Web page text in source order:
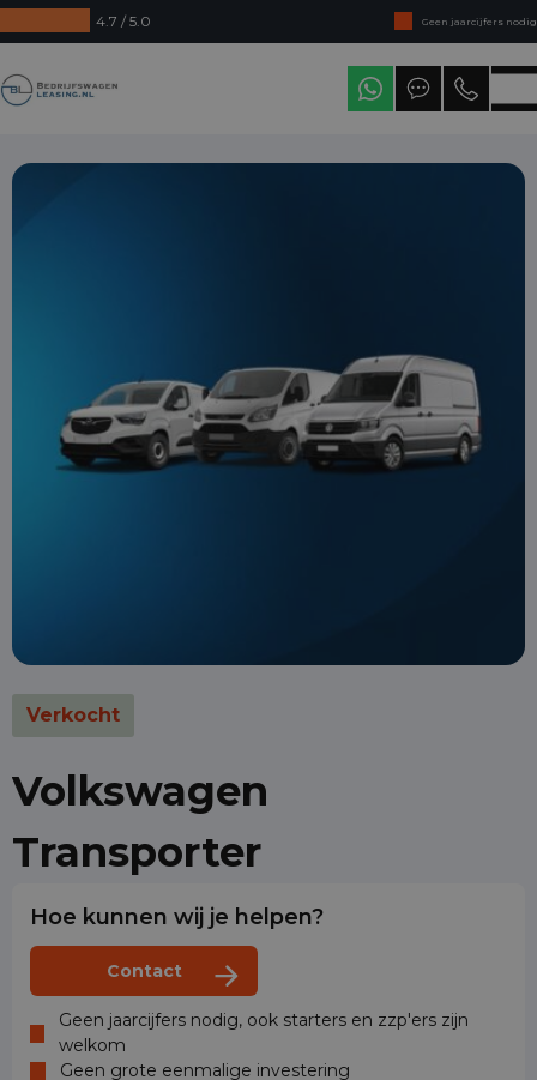
4.7 / 5.0
Geen jaarcijfers nodig
Direct uit voorraad leverbaar
Levering in heel Nederland
Verkocht
Volkswagen
Transporter
Hoe kunnen wij je helpen?
Contact
Geen jaarcijfers nodig, ook starters en zzp'ers zijn
welkom
Geen grote eenmalige investering